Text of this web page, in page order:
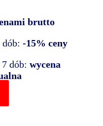
brutto
-15% ceny
dób: wycena